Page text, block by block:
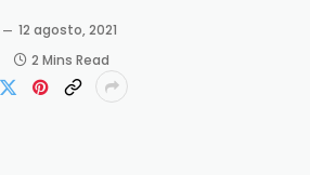
12 agosto, 2021
2 Mins Read